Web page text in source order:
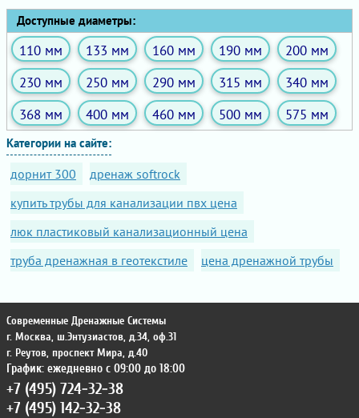
Доступные диаметры:
110 мм 133 мм 160 мм 190 мм
200 мм
230 мм
250 мм 290 мм 315 мм
340 мм
368 мм
400 мм 460 мм 500 мм 575 мм
Категории на сайте:
дорнит 300
дренаж softrock
купить трубы для канализации пвх цена
люк пластиковый канализационный цена
труба дренажная в геотекстиле
цена дренажной трубы
Современные Дренажные Системы
г. Москва, ш.Энтузиастов, д.34, оф.31
г. Реутов, проспект Мира, д.40
График: ежедневно с 09:00 до 18:00
+7 (495) 724-32-38
+7 (495) 142-32-38